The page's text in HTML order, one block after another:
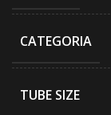
CATEGORIA
TUBE SIZE